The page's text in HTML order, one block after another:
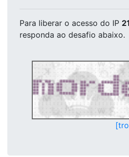
Para liberar o acesso do IP
responda ao desafio abaixo.